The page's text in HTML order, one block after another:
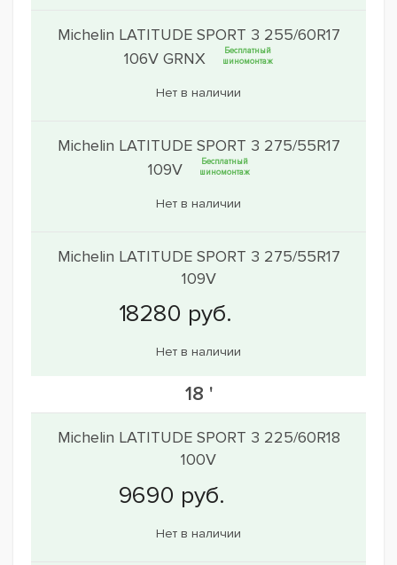
Michelin LATITUDE SPORT 3 255/60R17
106V GRNX
Бесплатный
шиномонтаж
Нет в наличии
Michelin LATITUDE SPORT 3 275/55R17
109V
Бесплатный
шиномонтаж
Нет в наличии
Michelin LATITUDE SPORT 3 275/55R17
109V
Нет в наличии
18 '
Michelin LATITUDE SPORT 3 225/60R18
100V
Нет в наличии